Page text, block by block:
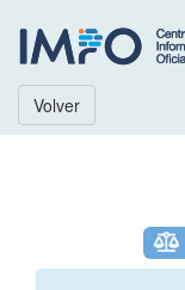
Volver